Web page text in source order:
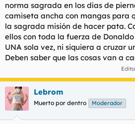
norma sagrada en los días de
camiseta ancha con mangas para
la sagrada misión de hacer pata.
ellos con toda la fuerza de
UNA sola vez, ni siquiera a cruzar
Deben saber que las cosas van a
Lebrom
Muerto por dentro Moderador